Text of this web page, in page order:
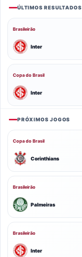
ÚLTIMOS RESULTADOS
Brasileirão
Inter
Copa do Brasil
Inter
PRÓXIMOS JOGOS
Copa do Brasil
Corinthians
Brasileirão
Palmeiras
Brasileirão
Inter